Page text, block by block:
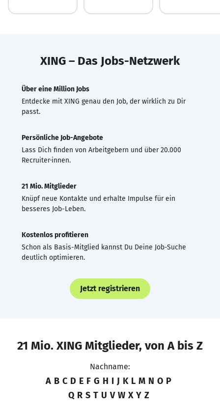
XING – Das Jobs-Netzwerk
Über eine Million Jobs
Entdecke mit XING genau den Job, der wirklich zu Dir
passt.
Persönliche Job-Angebote
Lass Dich finden von Arbeitgebern und über 20.000
Recruiter·innen.
21 Mio. Mitglieder
Knüpf neue Kontakte und erhalte Impulse für ein
besseres Job-Leben.
Kostenlos profitieren
Schon als Basis-Mitglied kannst Du Deine Job-Suche
deutlich optimieren.
Jetzt registrieren
21 Mio. XING Mitglieder, von A bis Z
Nachname:
A B C D E F G H I J K L M N O P
Q R S T U V W X Y Z